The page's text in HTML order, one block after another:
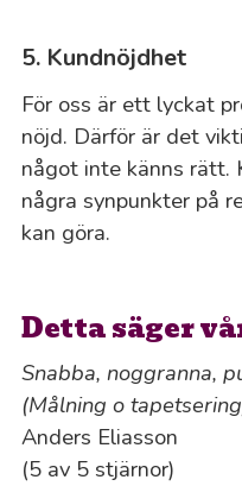
5. Kundnöjdhet
För oss är ett lyckat
nöjd. Därför är det
något inte känns rätt.
några synpunkter på
kan göra.
Detta säger
Snabba, noggranna,
(Målning o
Anders Eliasson
(5 av 5 stjärnor)